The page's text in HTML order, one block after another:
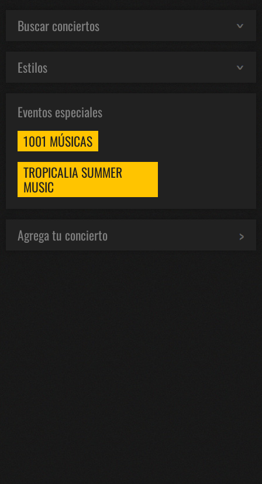
Buscar conciertos
Estilos
Eventos especiales
1001 MÚSICAS
TROPICALIA SUMMER
MUSIC
Agrega tu concierto